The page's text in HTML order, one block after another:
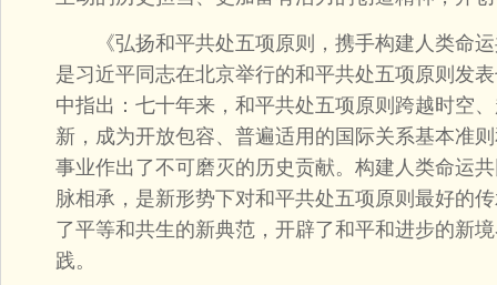
《弘扬和平共处五项原则，携手构建人类命运
是习近平同志在北京举行的和平共处五项原则发
中指出：七十年来，和平共处五项原则跨越时空
新，成为开放包容、普遍适用的国际关系基本准
事业作出了不可磨灭的历史贡献。构建人类命运
脉相承，是新形势下对和平共处五项原则最好的
了平等和共生的新典范，开辟了和平和进步的新
践。